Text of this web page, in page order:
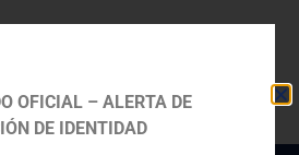
OFICIAL – ALERTA DE
DE IDENTIDAD